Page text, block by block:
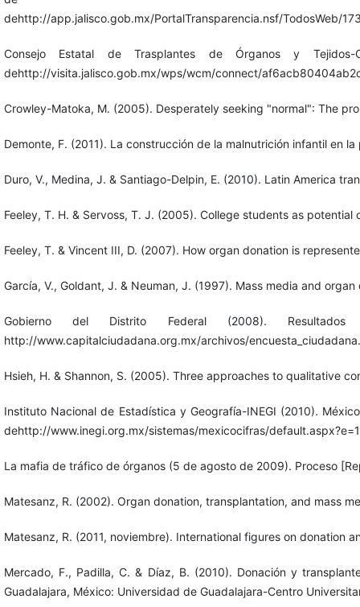
dehttp://app.jalisco.gob.mx/PortalTransparencia.nsf/TodosWeb/
Consejo Estatal de Trasplantes de Órganos y
dehttp://visita.jalisco.gob.mx/wps/wcm/connect/
Crowley-Matoka, M. (2005). Desperately seeking "normal": The
Demonte, F. (2011). La construcción de la malnutrición infantil en
Duro, V., Medina, J. & Santiago-Delpin, E. (2010). Latin America
Feeley, T. H. & Servoss, T. J. (2005). College students as
Feeley, T. & Vincent III, D. (2007). How organ donation is
García, V., Goldant, J. & Neuman, J. (1997). Mass media and
Gobierno del Distrito Federal (2008).
http://www.capitalciudadana.org.mx/archivos/
Hsieh, H. & Shannon, S. (2005). Three approaches to qualitative
Instituto Nacional de Estadística y Geografía-INEGI (2010).
dehttp://www.inegi.org.mx/sistemas/mexicocifras/
La mafia de tráfico de órganos (5 de agosto de 2009). Proceso
Matesanz, R. (2002). Organ donation, transplantation, and mass
Matesanz, R. (2011, noviembre). International figures on donation
Mercado, F., Padilla, C. & Díaz, B. (2010). Donación y
Guadalajara, México: Universidad de Guadalajara-Centro